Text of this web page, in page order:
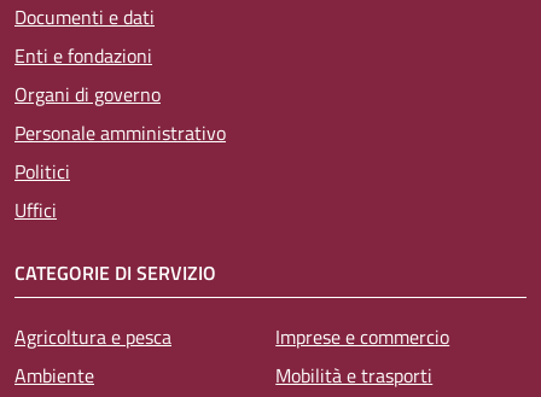
Documenti e dati
Enti e fondazioni
Organi di governo
Personale amministrativo
Politici
Uffici
CATEGORIE DI SERVIZIO
Agricoltura e pesca
Ambiente
Imprese e commercio
Mobilità e trasporti